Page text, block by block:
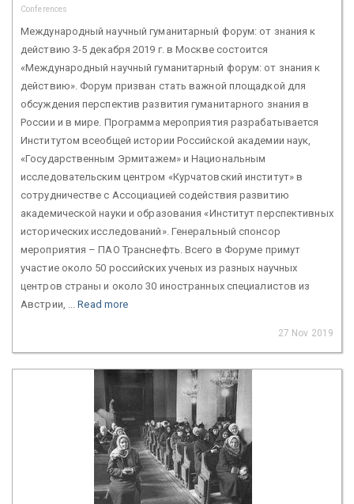
Conferences
Международный научный гуманитарный форум: от знания к
действию 3-5 декабря 2019 г. в Москве состоится
«Международный научный гуманитарный форум: от знания к
действию». Форум призван стать важной площадкой для
обсуждения перспектив развития гуманитарного знания в
России и в мире. Программа мероприятия разрабатывается
Институтом всеобщей истории Российской академии наук,
«Государственным Эрмитажем» и Национальным
исследовательским центром «Курчатовский институт» в
сотрудничестве с Ассоциацией содействия развитию
академической науки и образования «Институт перспективных
исторических исследований». Генеральный спонсор
мероприятия – ПАО Транснефть. Всего в Форуме примут
участие около 50 российских ученых из разных научных
центров страны и около 30 иностранных специалистов из
Австрии, ...Read more
27 Nov 2019